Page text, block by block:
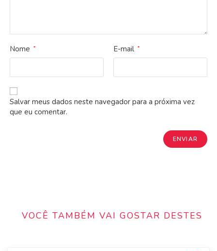
Nome * E-mail *
Salvar meus dados neste navegador para a próxima vez
que eu comentar.
VOCÊ TAMBÉM VAI GOSTAR DESTES